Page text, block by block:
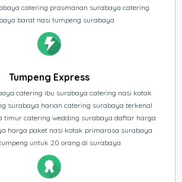
catering prasmanan surabaya catering
barat nasi tumpeng surabaya
Tumpeng Express
catering ibu surabaya catering nasi kotak
surabaya harian catering surabaya terkenal
timur catering wedding surabaya daftar harga
harga paket nasi kotak primarasa surabaya
untuk 20 orang di surabaya